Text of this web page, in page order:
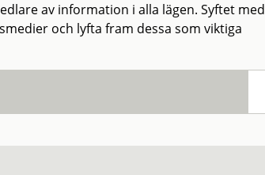
av information i alla lägen. Syftet med
och lyfta fram dessa som viktiga